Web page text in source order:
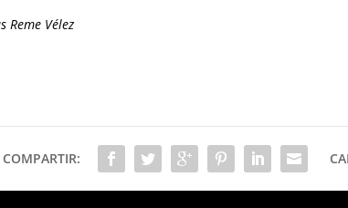
Reme Vélez
COMPARTIR: